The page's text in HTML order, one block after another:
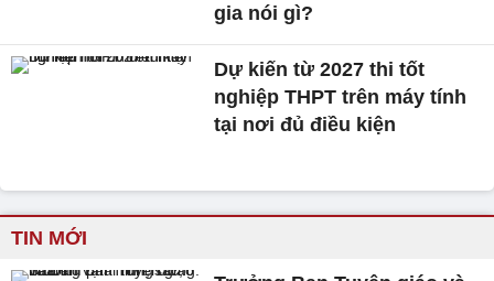
gia nói gì?
Dự kiến từ 2027 thi tốt
nghiệp THPT trên máy tính
tại nơi đủ điều kiện
TIN MỚI